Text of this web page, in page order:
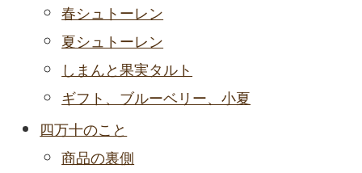
春シュトーレン
夏シュトーレン
しまんと果実タルト
ギフト、ブルーベリー、小夏
四万十のこと
商品の裏側